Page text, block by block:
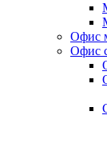
Офис
Офис